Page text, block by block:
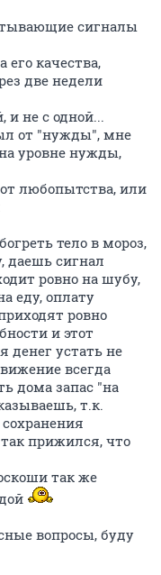
сигналы
его качества,
две недели
и не с одной...
от "нужды", мне
уровне нужды,
любопытства, или
тело в мороз,
даешь сигнал
ровно на шубу,
еду, оплату
ровно
и этот
денег устать не
всегда
дома запас "на
т.к.
прижился, что
так же
вопросы, буду